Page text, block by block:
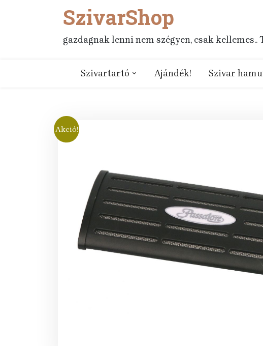
SzivarShop
gazdagnak lenni nem szégyen, csak kellemes..
Szivartartó Ajándék! Szivar
Akció!